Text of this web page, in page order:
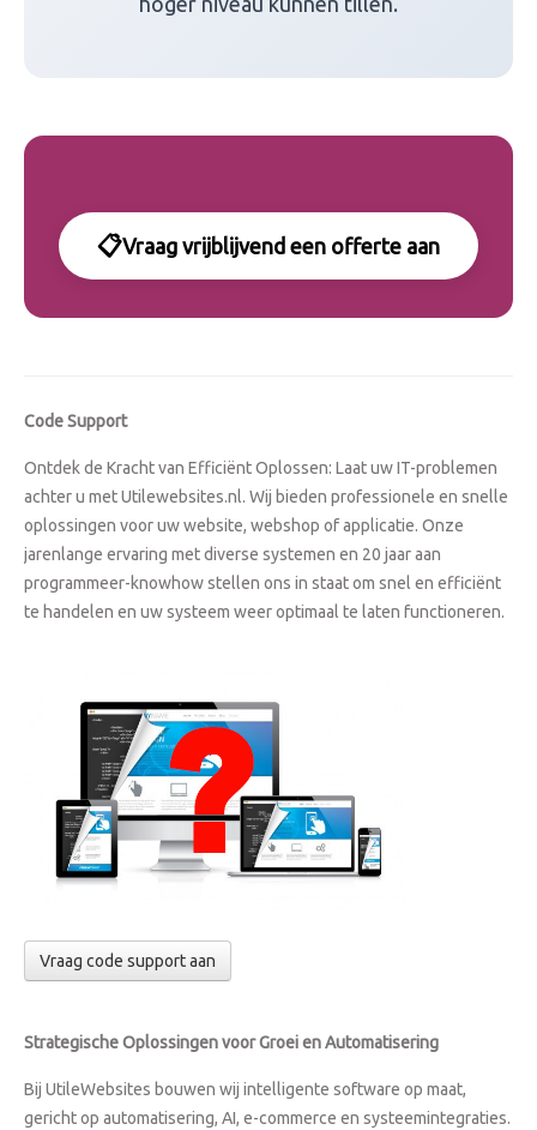
📋Vraag vrijblijvend een offerte aan
Code Support
Ontdek de Kracht van Efficiënt Oplossen: Laat uw IT-problemen
achter u met Utilewebsites.nl. Wij bieden professionele en snelle
oplossingen voor uw website, webshop of applicatie. Onze
jarenlange ervaring met diverse systemen en 20 jaar aan
programmeer-knowhow stellen ons in staat om snel en efficiënt
te handelen en uw systeem weer optimaal te laten functioneren.
Vraag code support aan
Strategische Oplossingen voor Groei en Automatisering
Bij UtileWebsites bouwen wij intelligente software op maat,
gericht op automatisering, AI, e-commerce en systeemintegraties.